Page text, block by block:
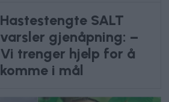
Hastestengte SALT
varsler gjenåpning: –
Vi trenger hjelp for å
komme i mål